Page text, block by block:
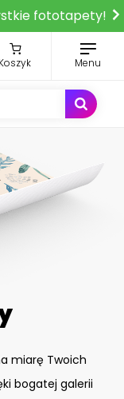
fototapety!
Koszyk Menu
miarę Twoich
bogatej galerii